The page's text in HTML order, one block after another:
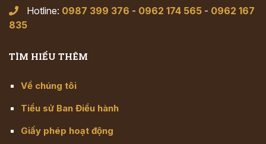
Hotline: 0987 399 376 - 0962 174 565 - 0962 167
835
TÌM HIỂU THÊM
Về chúng tôi
Tiểu sử Ban Điều hành
Giấy phép hoạt động